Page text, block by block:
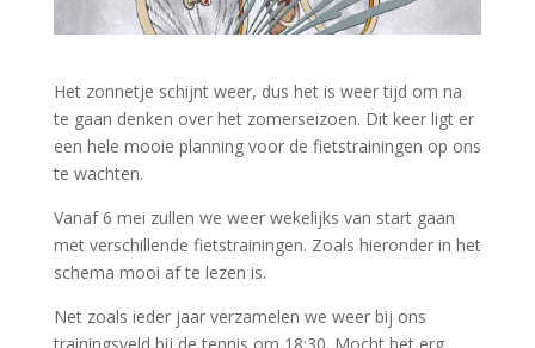
Het zonnetje schijnt weer, dus het is weer tijd om na
te gaan denken over het zomerseizoen. Dit keer ligt er
een hele mooie planning voor de fietstrainingen op ons
te wachten.
Vanaf 6 mei zullen we weer wekelijks van start gaan
met verschillende fietstrainingen. Zoals hieronder in het
schema mooi af te lezen is.
Net zoals ieder jaar verzamelen we weer bij ons